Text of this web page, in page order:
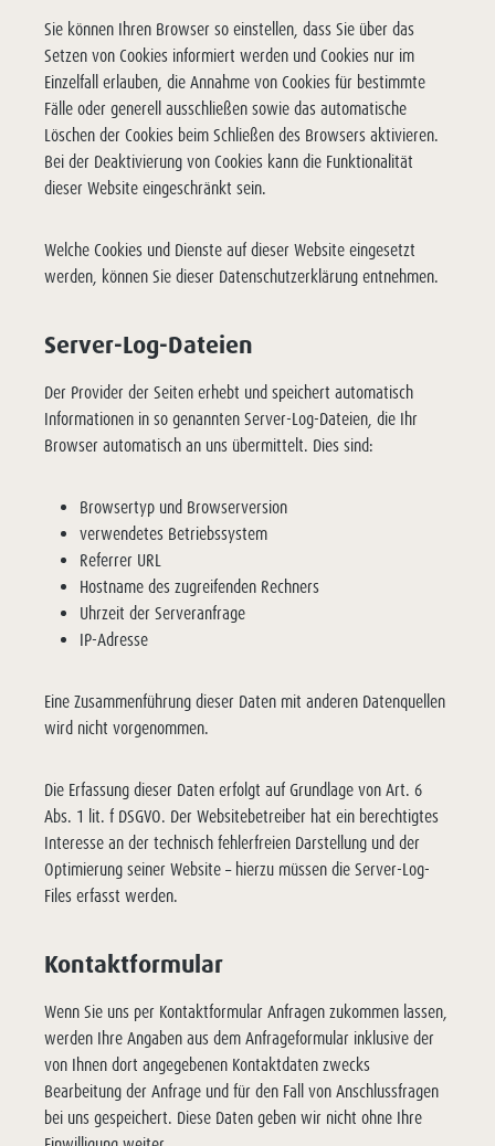
Sie können Ihren Browser so einstellen, dass Sie über das
Setzen von Cookies informiert werden und Cookies nur im
Einzelfall erlauben, die Annahme von Cookies für bestimmte
Fälle oder generell ausschließen sowie das automatische
Löschen der Cookies beim Schließen des Browsers aktivieren.
Bei der Deaktivierung von Cookies kann die Funktionalität
dieser Website eingeschränkt sein.
Welche Cookies und Dienste auf dieser Website eingesetzt
werden, können Sie dieser Datenschutzerklärung entnehmen.
Server-Log-Dateien
Der Provider der Seiten erhebt und speichert automatisch
Informationen in so genannten Server-Log-Dateien, die Ihr
Browser automatisch an uns übermittelt. Dies sind:
Browsertyp und Browserversion
verwendetes Betriebssystem
Referrer URL
Hostname des zugreifenden Rechners
Uhrzeit der Serveranfrage
IP-Adresse
Eine Zusammenführung dieser Daten mit anderen Datenquellen
wird nicht vorgenommen.
Die Erfassung dieser Daten erfolgt auf Grundlage von Art. 6
Abs. 1 lit. f DSGVO. Der Websitebetreiber hat ein berechtigtes
Interesse an der technisch fehlerfreien Darstellung und der
Optimierung seiner Website – hierzu müssen die Server-Log-
Files erfasst werden.
Kontaktformular
Wenn Sie uns per Kontaktformular Anfragen zukommen lassen,
werden Ihre Angaben aus dem Anfrageformular inklusive der
von Ihnen dort angegebenen Kontaktdaten zwecks
Bearbeitung der Anfrage und für den Fall von Anschlussfragen
bei uns gespeichert. Diese Daten geben wir nicht ohne Ihre